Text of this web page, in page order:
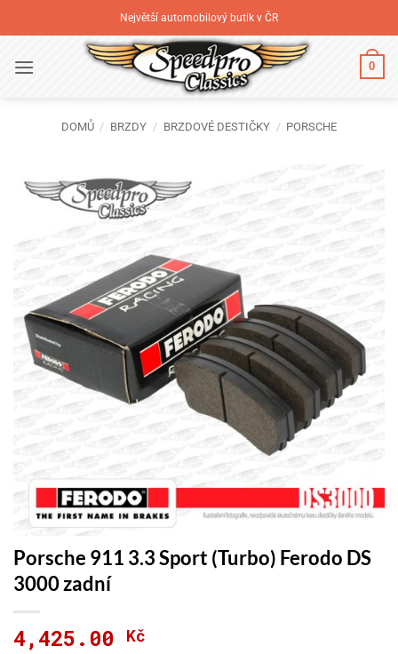
na
Největší automobilový butik v ČR
0
DOMŮ / BRZDY / BRZDOVÉ DESTIČKY / PORSCHE
Porsche 911 3.3 Sport (Turbo) Ferodo DS
3000 zadní
4,425.00 Kč